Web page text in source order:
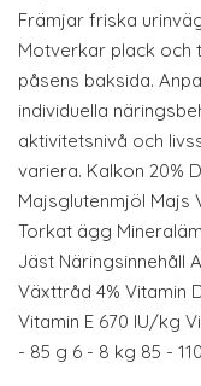
Främjar friska
Motverkar plack och
påsens baksida.
individuella
aktivitetsnivå och
variera. Kalkon 20%
Majsglutenmjöl Majs
Torkat ägg
Jäst Näringsinnehåll
Växttråd 4% Vitamin
Vitamin E 670 IU/kg
- 85 g 6 - 8 kg 85 -